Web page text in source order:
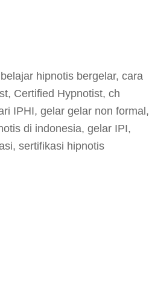
belajar hipnotis bergelar, cara
, Certified Hypnotist, ch
IPHI, gelar gelar non formal ,
di indonesia, gelar IPI,
, sertifikasi hipnotis